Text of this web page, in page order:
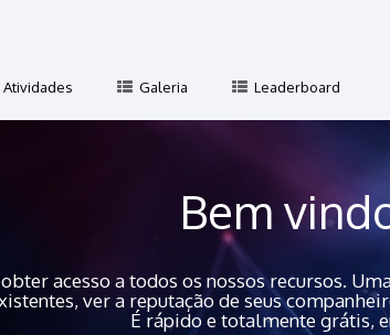
Atividades Galeria Leaderboard
Bem
acesso a todos os nossos recursos.
ver a reputação de seus
É rápido e totalmente grátis,